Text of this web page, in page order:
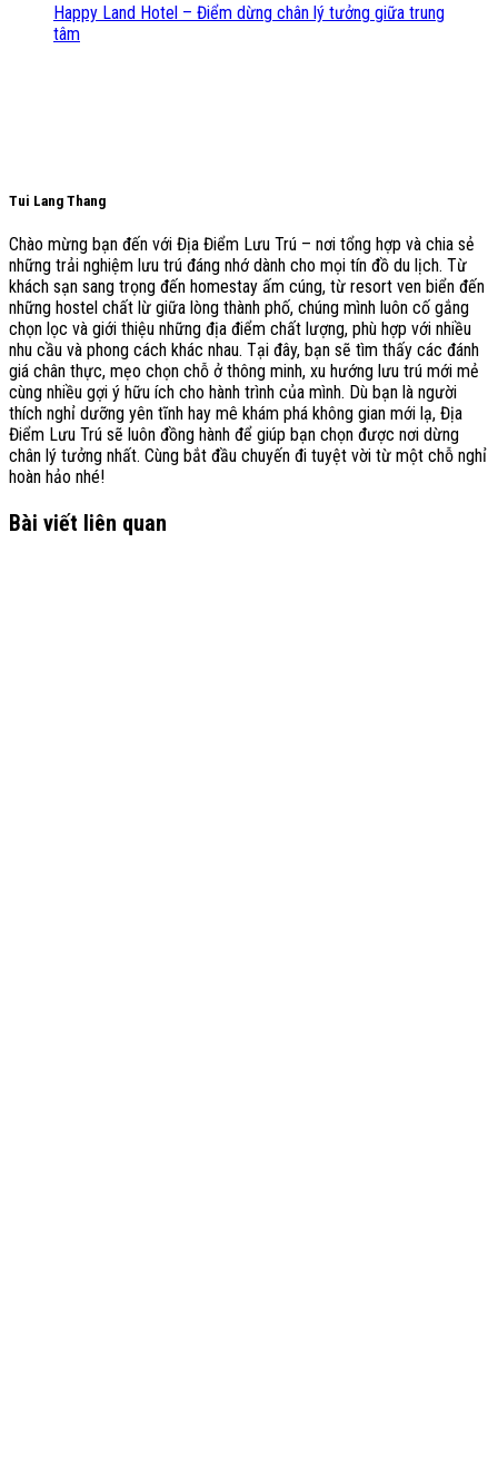
Happy Land Hotel – Điểm dừng chân lý tưởng giữa trung
tâm
Tui Lang Thang
Chào mừng bạn đến với Địa Điểm Lưu Trú – nơi tổng hợp và chia sẻ
những trải nghiệm lưu trú đáng nhớ dành cho mọi tín đồ du lịch. Từ
khách sạn sang trọng đến homestay ấm cúng, từ resort ven biển đến
những hostel chất lừ giữa lòng thành phố, chúng mình luôn cố gắng
chọn lọc và giới thiệu những địa điểm chất lượng, phù hợp với nhiều
nhu cầu và phong cách khác nhau. Tại đây, bạn sẽ tìm thấy các đánh
giá chân thực, mẹo chọn chỗ ở thông minh, xu hướng lưu trú mới mẻ
cùng nhiều gợi ý hữu ích cho hành trình của mình. Dù bạn là người
thích nghỉ dưỡng yên tĩnh hay mê khám phá không gian mới lạ, Địa
Điểm Lưu Trú sẽ luôn đồng hành để giúp bạn chọn được nơi dừng
chân lý tưởng nhất. Cùng bắt đầu chuyến đi tuyệt vời từ một chỗ nghỉ
hoàn hảo nhé!
Bài viết liên quan